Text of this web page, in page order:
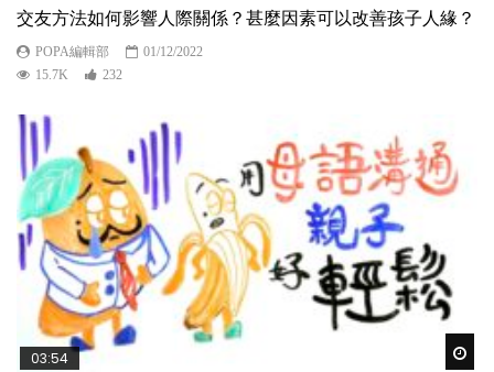
交友方法如何影響人際關係？甚麼因素可以改善孩子人緣？
POPA編輯部
01/12/2022
15.7K
232
03:54